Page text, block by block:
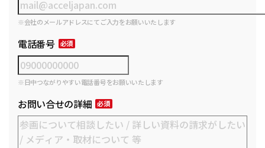
※会社のメールアドレスにてご入力をお願いいたします
電話番号
※日中つながりやすい電話番号をお願いいたします
お問い合せの詳細